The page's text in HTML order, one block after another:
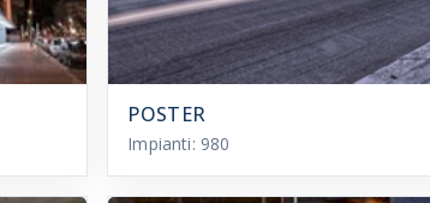
POSTER
Impianti: 980